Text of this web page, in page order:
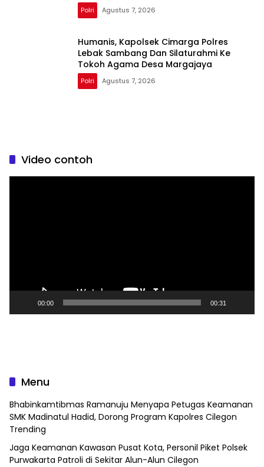
Polri Agustus 7, 2026
Humanis, Kapolsek Cimarga Polres
Lebak Sambang Dan Silaturahmi Ke
Tokoh Agama Desa Margajaya
Polri Agustus 7, 2026
Video contoh
00:00 00:31
Menu
Bhabinkamtibmas Ramanuju Menyapa Petugas Keamanan
SMK Madinatul Hadid, Dorong Program Kapolres Cilegon
Trending
Jaga Keamanan Kawasan Pusat Kota, Personil Piket Polsek
Purwakarta Patroli di Sekitar Alun-Alun Cilegon